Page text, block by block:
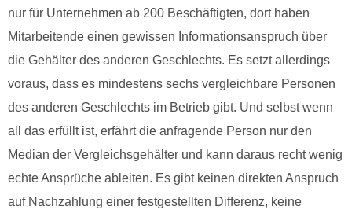
nur für Unternehmen ab 200 Beschäftigten, dort haben
Mitarbeitende einen gewissen Informationsanspruch über
die Gehälter des anderen Geschlechts. Es setzt allerdings
voraus, dass es mindestens sechs vergleichbare Personen
des anderen Geschlechts im Betrieb gibt. Und selbst wenn
all das erfüllt ist, erfährt die anfragende Person nur den
Median der Vergleichsgehälter und kann daraus recht wenig
echte Ansprüche ableiten. Es gibt keinen direkten Anspruch
auf Nachzahlung einer festgestellten Differenz, keine